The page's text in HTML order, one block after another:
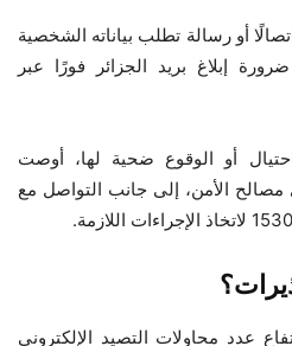
أو رسالة تطلب بياناته الشخصية
إبلاغ بريد الجزائر فورًا عبر
أو الوقوع ضحية لها، أوصت
مصالح الأمن، إلى جانب التواصل مع
عدد محاولات التصيد الإلكتروني